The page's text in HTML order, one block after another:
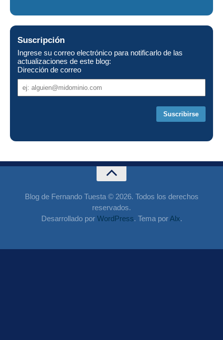
Suscripción
Ingrese su correo electrónico para notificarlo de las
actualizaciones de este blog:
Dirección de correo
de
Blog de Fernando Tuesta © 2026. Todos los derechos
reservados.
Desarrollado por WordPress. Tema porAlx.